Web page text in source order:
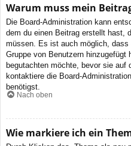
Warum muss mein
Die Board-Administration kann
dem du einen Beitrag erstellt hast,
müssen. Es ist auch möglich,
Gruppe von Benutzern
begutachten möchte, bevor sie auf
kontaktiere die Board-
benötigst.
Nach oben
Wie markiere ich ein